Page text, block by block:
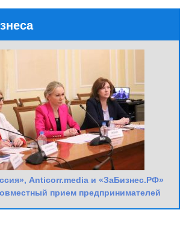
Anticorr.media и «ЗаБизнес.РФ»
прием предпринимателей